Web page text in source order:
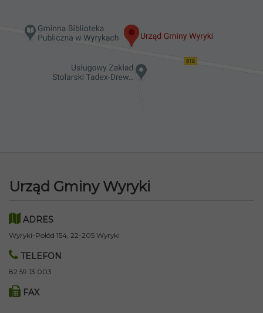
Urząd Gminy Wyryki
ADRES
Wyryki-Połód 154, 22-205 Wyryki
TELEFON
82 59 13 003
FAX